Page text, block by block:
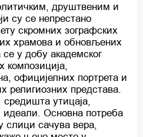
друштвеним и
су се непрестано
скромних зографских
храмова и обновљених
у добу академског
композиција,
официјелних портрета и
религиозних представа.
утицаја,
идеали. Основна потреба
слици сачува вера,